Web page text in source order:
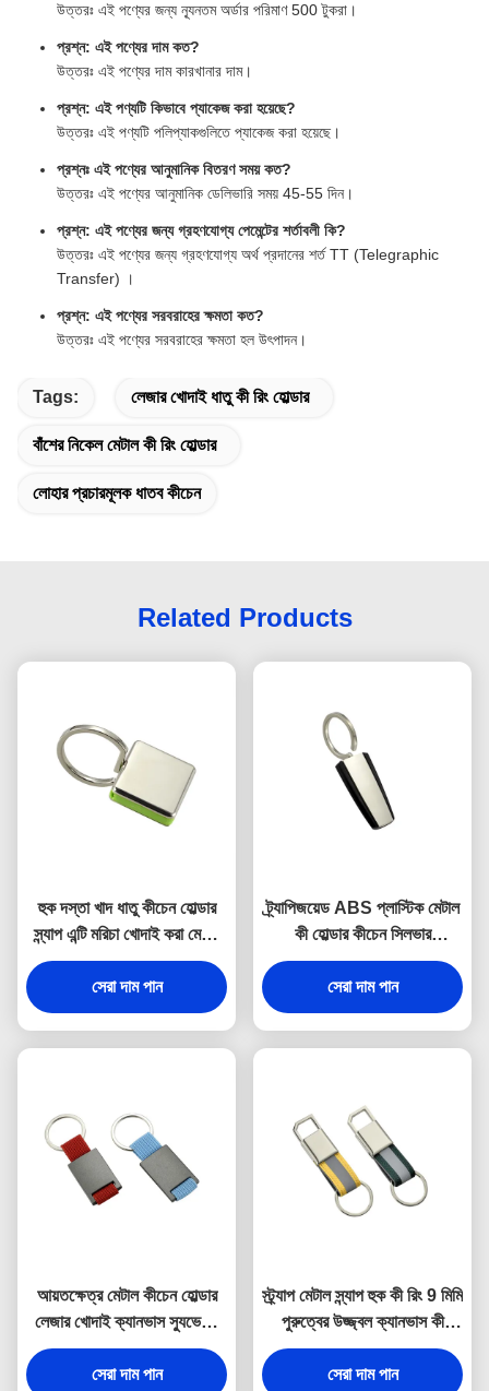
উত্তরঃ এই পণ্যের জন্য ন্যূনতম অর্ডার পরিমাণ 500 টুকরা।
প্রশ্ন: এই পণ্যের দাম কত?
উত্তরঃ এই পণ্যের দাম কারখানার দাম।
প্রশ্ন: এই পণ্যটি কিভাবে প্যাকেজ করা হয়েছে?
উত্তরঃ এই পণ্যটি পলিপ্যাকগুলিতে প্যাকেজ করা হয়েছে।
প্রশ্নঃ এই পণ্যের আনুমানিক বিতরণ সময় কত?
উত্তরঃ এই পণ্যের আনুমানিক ডেলিভারি সময় 45-55 দিন।
প্রশ্ন: এই পণ্যের জন্য গ্রহণযোগ্য পেমেন্টের শর্তাবলী কি?
উত্তরঃ এই পণ্যের জন্য গ্রহণযোগ্য অর্থ প্রদানের শর্ত TT (Telegraphic
Transfer) ।
প্রশ্ন: এই পণ্যের সরবরাহের ক্ষমতা কত?
উত্তরঃ এই পণ্যের সরবরাহের ক্ষমতা হল উৎপাদন।
Tags: লেজার খোদাই ধাতু কী রিং হোল্ডার
বাঁশের নিকেল মেটাল কী রিং হোল্ডার
লোহার প্রচারমূলক ধাতব কীচেন
Related Products
হুক দস্তা খাদ ধাতু কীচেন হোল্ডার
স্ন্যাপ এন্টি মরিচা খোদাই করা মেটাল
কীরিং
সেরা দাম পান
ট্র্যাপিজয়েড ABS প্লাস্টিক মেটাল
কী হোল্ডার কীচেন সিলভার
ইলেক্ট্রোপ্লেটিং
সেরা দাম পান
আয়তক্ষেত্র মেটাল কীচেন হোল্ডার
লেজার খোদাই ক্যানভাস স্যুভেনির
উপহার
সেরা দাম পান
স্ট্র্যাপ মেটাল স্ন্যাপ হুক কী রিং 9 মিমি
পুরুত্বের উজ্জ্বল ক্যানভাস কী
হোল্ডার স্যুভেনির
সেরা দাম পান